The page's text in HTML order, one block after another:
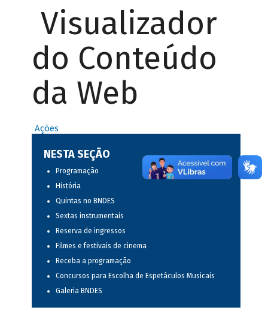
Visualizador
do Conteúdo
da Web
Ações
NESTA SEÇÃO
Programação
História
Quintas no BNDES
Sextas instrumentais
Reserva de ingressos
Filmes e festivais de cinema
Receba a programação
Concursos para Escolha de Espetáculos Musicais
Galeria BNDES